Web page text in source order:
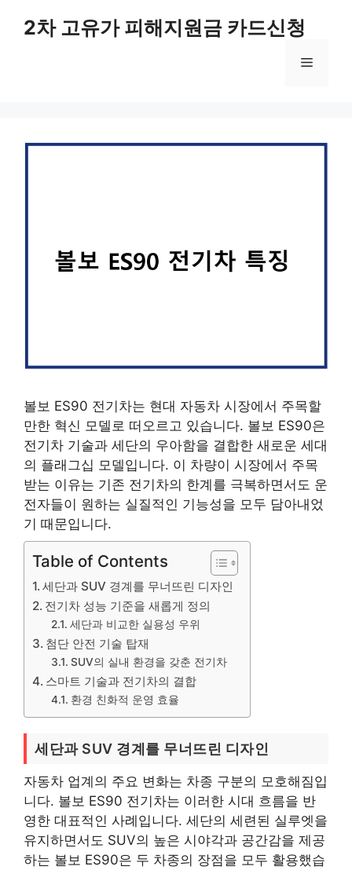
2차 고유가 피해지원금 카드신청
메
볼보 ES90 전기차는 현대 자동차 시장에서 주목할
만한 혁신 모델로 떠오르고 있습니다. 볼보 ES90은
전기차 기술과 세단의 우아함을 결합한 새로운 세대
의 플래그십 모델입니다. 이 차량이 시장에서 주목
받는 이유는 기존 전기차의 한계를 극복하면서도 운
전자들이 원하는 실질적인 기능성을 모두 담아내었
기 때문입니다.
Table of Contents
세단과 SUV 경계를 무너뜨린 디자인
전기차 성능 기준을 새롭게 정의
세단과 비교한 실용성 우위
첨단 안전 기술 탑재
SUV의 실내 환경을 갖춘 전기차
스마트 기술과 전기차의 결합
환경 친화적 운영 효율
세단과 SUV 경계를 무너뜨린 디자인
자동차 업계의 주요 변화는 차종 구분의 모호해짐입
니다. 볼보 ES90 전기차는 이러한 시대 흐름을 반
영한 대표적인 사례입니다. 세단의 세련된 실루엣을
유지하면서도 SUV의 높은 시야각과 공간감을 제공
하는 볼보 ES90은 두 차종의 장점을 모두 활용했습